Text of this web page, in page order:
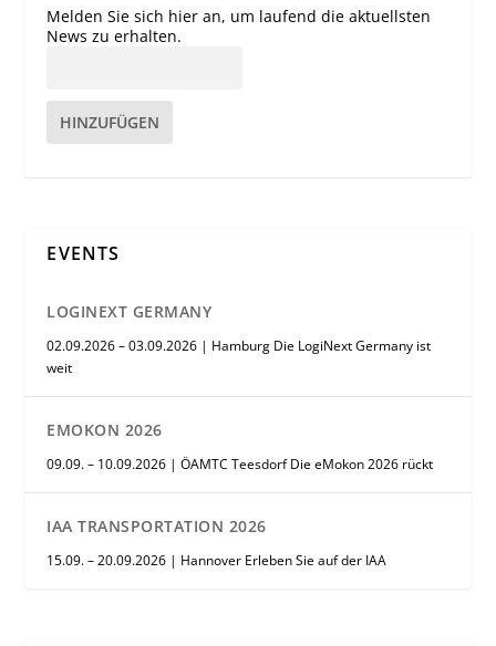
Melden Sie sich hier an, um laufend die aktuellsten
News zu erhalten.
HINZUFÜGEN
EVENTS
LOGINEXT GERMANY
02.09.2026 – 03.09.2026 | Hamburg Die LogiNext Germany ist
weit
EMOKON 2026
09.09. – 10.09.2026 | ÖAMTC Teesdorf Die eMokon 2026 rückt
IAA TRANSPORTATION 2026
15.09. – 20.09.2026 | Hannover Erleben Sie auf der IAA